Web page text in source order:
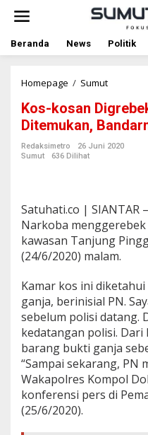
t
Beranda News Politik
Homepage / Sumut
s
-
k
o
i
g
r
e
b
k
,
7
,
4
K
g
G
a
n
Kos-kosan
Ditemukan,
Redaksimetro
26 Juni 2020
Sumut
636 Dilihat
Satuhati.co | SIANTAR
Narkoba
kawasan Tanjung
(24/6/2020) malam.
Kamar kos ini
ganja, berinisial PN.
sebelum polisi datang.
kedatangan polisi.
barang bukti ganja
“Sampai sekarang, PN
Wakapolres Kompol
konferensi pers di
(25/6/2020).